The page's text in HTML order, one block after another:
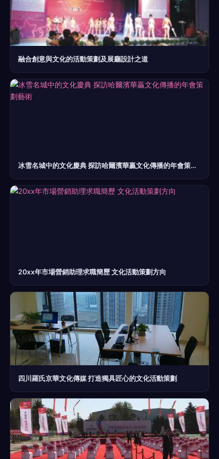
融合創意與文化的活動策劃及展廳設計之道
冰雪名城中的文化慶典 探訪哈爾濱華贏文化傳播的年會策劃藝術
20xx年市場營銷助理求職簡歷 文化活動策劃方向
四川羅氏京華文化傳媒 打造獨具匠心的文化活動策劃